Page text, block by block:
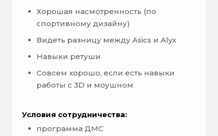
Хорошая насмотренность (по
спортивному дизайну)
Видеть разницу между Asics и Alyx
Навыки ретуши
Совсем хорошо, если есть навыки
работы с 3D и моушном
Условия сотрудничества:
программа ДМС